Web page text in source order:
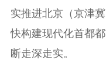
实推进北京（京津
快构建现代化首都
断走深走实。